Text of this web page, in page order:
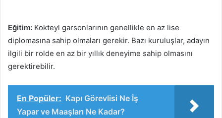
Eğitim: Kokteyl garsonlarının genellikle en az lise
diplomasına sahip olmaları gerekir. Bazı kuruluşlar, adayın
ilgili bir rolde en az bir yıllık deneyime sahip olmasını
gerektirebilir.
En Popüler: Kapı Görevlisi Ne İş
Yapar ve Maaşları Ne Kadar?